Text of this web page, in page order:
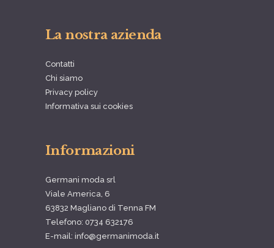
La nostra azienda
Contatti
Chi siamo
Privacy policy
Informativa sui cookies
Informazioni
Germani moda srl
Viale America, 6
63832 Magliano di Tenna FM
Telefono: 0734 632176
E-mail: info@germanimoda.it